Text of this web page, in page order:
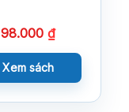
98.000 ₫
Xem sách